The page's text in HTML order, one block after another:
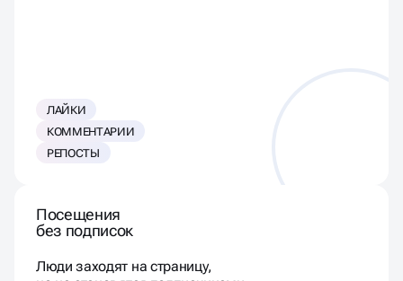
ЛАЙКИ
КОММЕНТАРИИ
РЕПОСТЫ
Посещения
без подписок
Люди заходят на страницу,